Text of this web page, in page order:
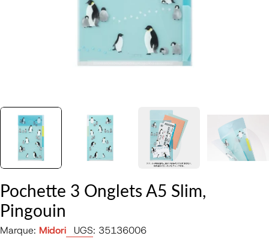
Pochette 3 Onglets A5 Slim,
Pingouin
Marque: Midori UGS: 35136006